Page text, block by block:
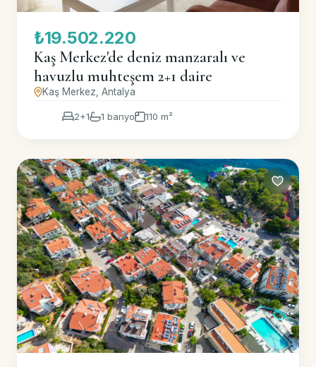
₺19.502.220
Kaş Merkez'de deniz manzaralı ve
havuzlu muhteşem 2+1 daire
Kaş Merkez, Antalya
2+1 1 banyo 110 m²